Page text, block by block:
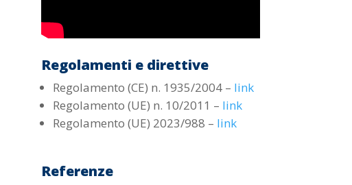
Regolamenti e direttive
Regolamento (CE) n. 1935/2004 – link
Regolamento (UE) n. 10/2011 – link
Regolamento (UE) 2023/988 – link
Referenze